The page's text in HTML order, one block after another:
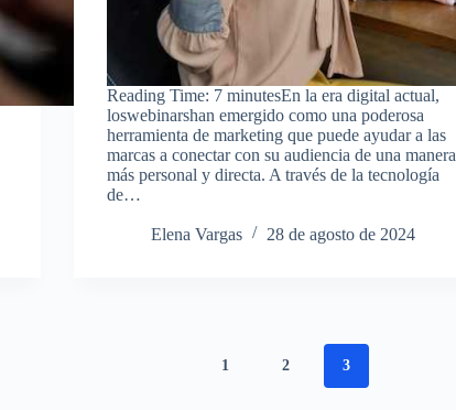
Reading Time: 7 minutesEn la era digital actual,
loswebinarshan emergido como una poderosa
herramienta de marketing que puede ayudar a las
marcas a conectar con su audiencia de una manera
más personal y directa. A través de la tecnología
de…
Elena Vargas 28 de agosto de 2024
1 2 3